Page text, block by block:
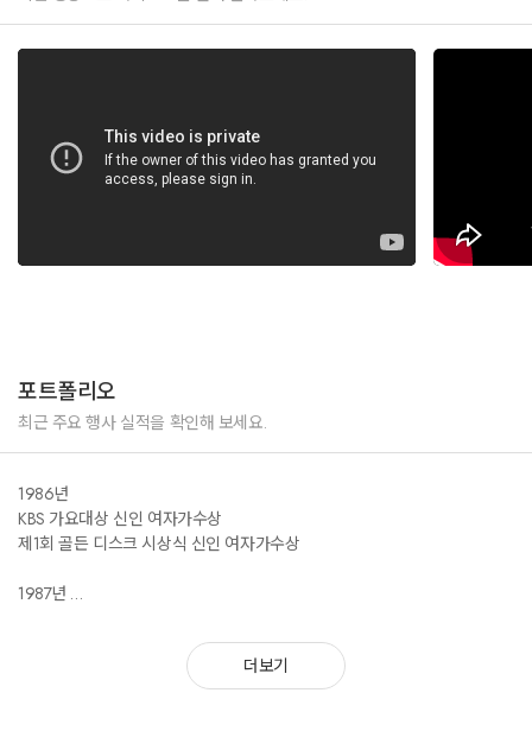
포트폴리오
최근 주요 행사 실적을 확인해 보세요.
1986년
KBS 가요대상 신인 여자가수상
제1회 골든 디스크 시상식 신인 여자가수상
1987년
제2회 골든 디스크 시상식 본상
더보기